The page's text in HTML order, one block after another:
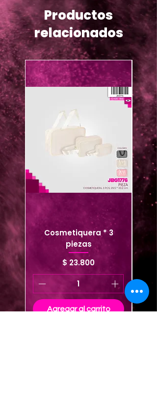
Productos
relacionados
Cosmetiquera * 3
piezas
Precio
$ 23.800
Agregar al carrito